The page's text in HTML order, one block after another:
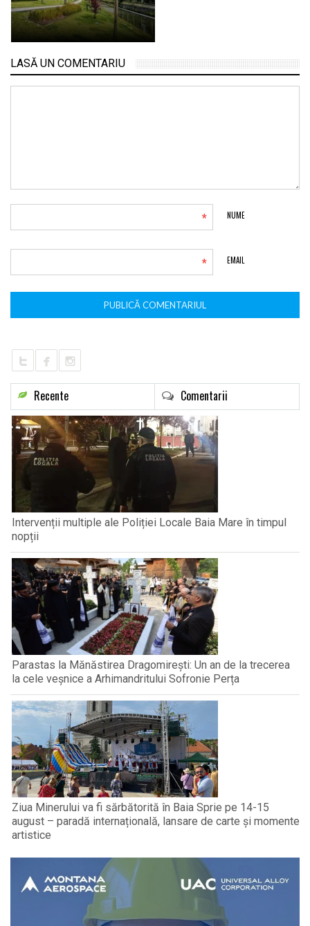
LASĂ UN COMENTARIU
NUME
*
EMAIL
*
Recente Comentarii
Intervenții multiple ale Poliției Locale Baia Mare în timpul
nopții
Parastas la Mănăstirea Dragomirești: Un an de la trecerea
la cele veșnice a Arhimandritului Sofronie Perța
Ziua Minerului va fi sărbătorită în Baia Sprie pe 14-15
august – paradă internațională, lansare de carte și momente
artistice